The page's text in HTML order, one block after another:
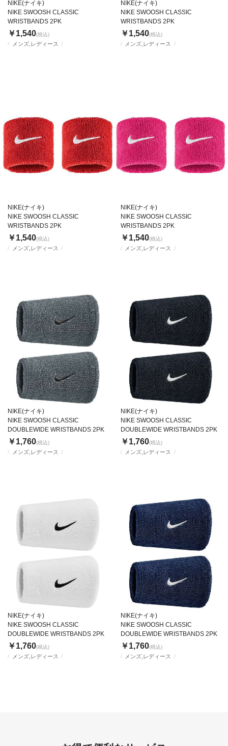
メンズ,レディース
NIKE(ナイキ)
NIKE SWOOSH CLASSIC
WRISTBANDS 2PK
￥1,540(税込)
メンズ,レディース
NIKE(ナイキ)
NIKE SWOOSH CLASSIC
WRISTBANDS 2PK
￥1,540(税込)
メンズ,レディース
NIKE(ナイキ)
NIKE SWOOSH CLASSIC
WRISTBANDS 2PK
￥1,540(税込)
メンズ,レディース
NIKE(ナイキ)
NIKE SWOOSH CLASSIC
WRISTBANDS 2PK
￥1,540(税込)
メンズ,レディース
NIKE(ナイキ)
NIKE SWOOSH CLASSIC
DOUBLEWIDE WRISTBANDS 2PK
￥1,760(税込)
メンズ,レディース
NIKE(ナイキ)
NIKE SWOOSH CLASSIC
DOUBLEWIDE WRISTBANDS 2PK
￥1,760(税込)
メンズ,レディース
NIKE(ナイキ)
NIKE SWOOSH CLASSIC
DOUBLEWIDE WRISTBANDS 2PK
￥1,760(税込)
メンズ,レディース
NIKE(ナイキ)
NIKE SWOOSH CLASSIC
DOUBLEWIDE WRISTBANDS 2PK
￥1,760(税込)